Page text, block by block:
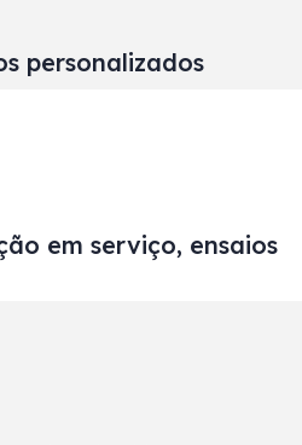
personalizados
em serviço, ensaios